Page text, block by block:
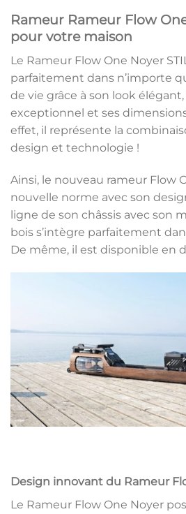
Rameur Rameur Flow
pour votre maison
Le Rameur Flow One Noyer
parfaitement dans n’importe
de vie grâce à son look
exceptionnel et ses
effet, il représente la
design et technologie !
Ainsi, le nouveau rameur Flow
nouvelle norme avec son
ligne de son châssis avec son
bois s’intègre parfaitement
De même, il est disponible en
Design innovant du Rameur
Le Rameur Flow One Noyer